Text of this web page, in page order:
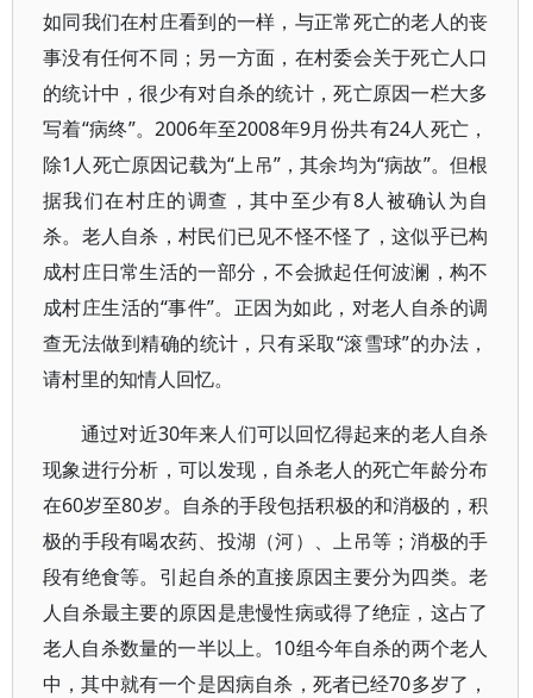
如同我们在村庄看到的一样，与正常死亡的老人的丧
事没有任何不同；另一方面，在村委会关于死亡人口
的统计中，很少有对自杀的统计，死亡原因一栏大多
写着“病终”。2006年至2008年9月份共有24人死亡，
除1人死亡原因记载为“上吊”，其余均为“病故”。但根
据我们在村庄的调查，其中至少有8人被确认为自
杀。老人自杀，村民们已见不怪不怪了，这似乎已构
成村庄日常生活的一部分，不会掀起任何波澜，构不
成村庄生活的“事件”。正因为如此，对老人自杀的调
查无法做到精确的统计，只有采取“滚雪球”的办法，
请村里的知情人回忆。
通过对近30年来人们可以回忆得起来的老人自杀
现象进行分析，可以发现，自杀老人的死亡年龄分布
在60岁至80岁。自杀的手段包括积极的和消极的，积
极的手段有喝农药、投湖（河）、上吊等；消极的手
段有绝食等。引起自杀的直接原因主要分为四类。老
人自杀最主要的原因是患慢性病或得了绝症，这占了
老人自杀数量的一半以上。10组今年自杀的两个老人
中，其中就有一个是因病自杀，死者已经70多岁了，